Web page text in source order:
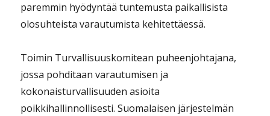
paremmin hyödyntää tuntemusta paikallisista
olosuhteista varautumista kehitettäessä.
Toimin Turvallisuuskomitean puheenjohtajana,
jossa pohditaan varautumisen ja
kokonaisturvallisuuden asioita
poikkihallinnollisesti. Suomalaisen järjestelmän